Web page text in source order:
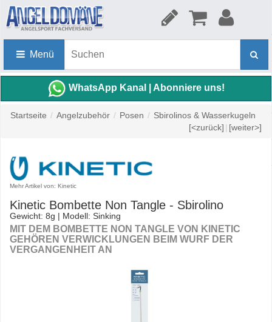
Menü
WhatsApp Kanal | Abonniere uns!
Startseite / Angelzubehör / Posen / Sbirolinos & Wasserkugeln
[<zurück] | [weiter>]
Mehr Artikel von: Kinetic
Kinetic Bombette Non Tangle - Sbirolino
Gewicht: 8g | Modell: Sinking
MIT DEM BOMBETTE NON TANGLE VON KINETIC
GEHÖREN VERWICKLUNGEN BEIM WURF DER
VERGANGENHEIT AN